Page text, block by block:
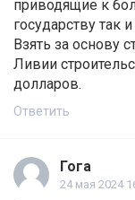
приводящие к
государству так
Взять за основу
Ливии
долларов.
Ответить
Гога
24 мая 2024